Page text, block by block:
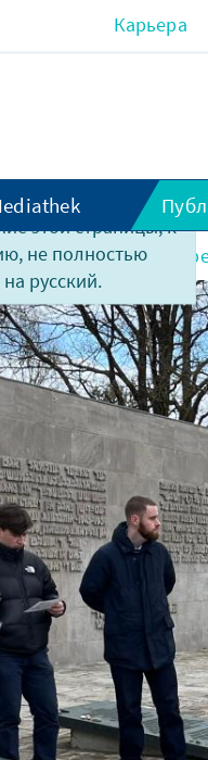
этой страницы, к
не полностью
русский.
Карьера
материалы